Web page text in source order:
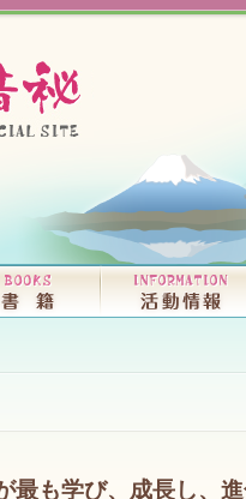
最も学び、成長し、